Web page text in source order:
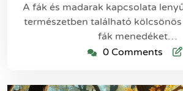
A fák és madarak kapcsolata
természetben található
fák menedéket…
0 Comments